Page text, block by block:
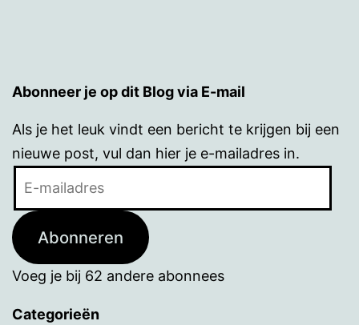
Abonneer je op dit Blog via E-mail
Als je het leuk vindt een bericht te krijgen bij een
nieuwe post, vul dan hier je e-mailadres in.
Abonneren
Voeg je bij 62 andere abonnees
Categorieën